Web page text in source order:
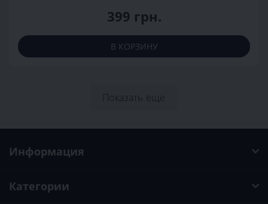
399 грн.
В КОРЗИНУ
Показать еще
Информация
Категории